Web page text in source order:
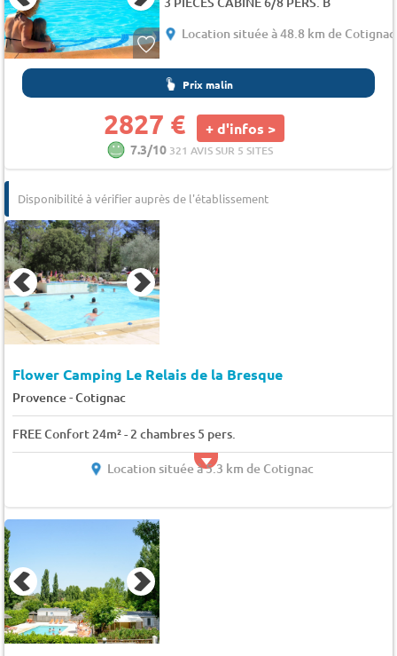
Location située à 48.8 km de Cotignac
Prix malin
2827 € + d'infos >
7.3/10 321 AVIS SUR 5 SITES
Disponibilité à vérifier auprès de l'établissement
Flower Camping Le Relais de la Bresque
Provence-Cotignac
FREE Confort 24m² - 2 chambres 5 pers.
Location située à 5.3 km de Cotignac